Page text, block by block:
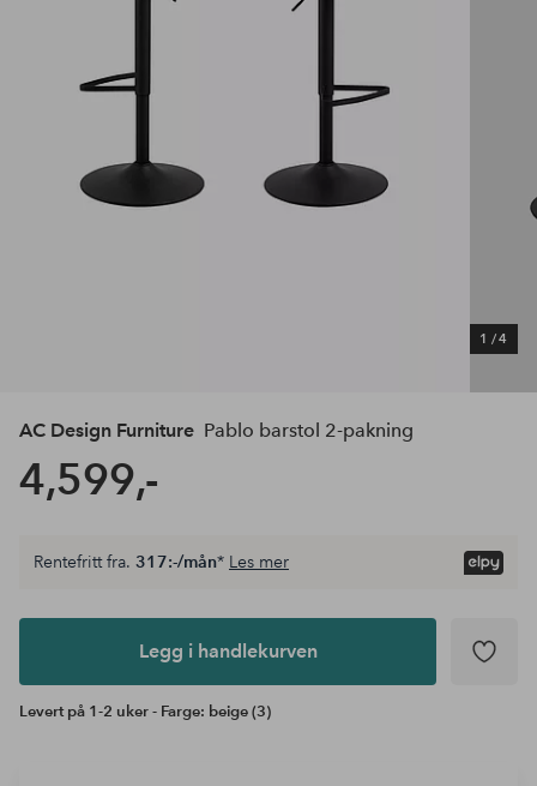
1 /4
AC Design Furniture Pablo barstol 2-pakning
4,599,-
Legg i
Rentefritt fra. 317:-/mån* Les mer
Legg i handlekurven
Levert på 1-2 uker - Farge: beige (3)